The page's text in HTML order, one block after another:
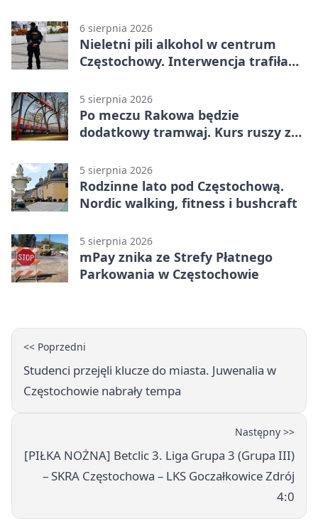
6 sierpnia 2026
Nieletni pili alkohol w centrum
Częstochowy. Interwencja trafiła
5 sierpnia 2026
Po meczu Rakowa będzie
dodatkowy tramwaj. Kurs ruszy ze
5 sierpnia 2026
Rodzinne lato pod Częstochową.
Nordic walking, fitness i bushcraft
5 sierpnia 2026
mPay znika ze Strefy Płatnego
Parkowania w Częstochowie
<< Poprzedni
Studenci przejęli klucze do miasta. Juwenalia w
Częstochowie nabrały tempa
Następny >>
[PIŁKA NOŻNA] Betclic 3. Liga Grupa 3 (Grupa III)
– SKRA Częstochowa – LKS Goczałkowice Zdrój
4:0